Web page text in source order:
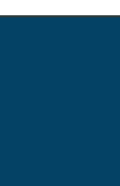
Coppa Mondo 2026 Team(
etc) piu importanti
etc). Top europee
United, Leicester